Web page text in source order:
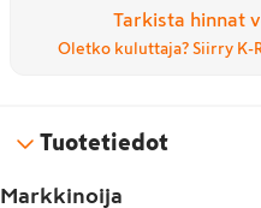
Tarkista hinnat
Oletko kuluttaja? Siirry K-
Tuotetiedot
Markkinoija